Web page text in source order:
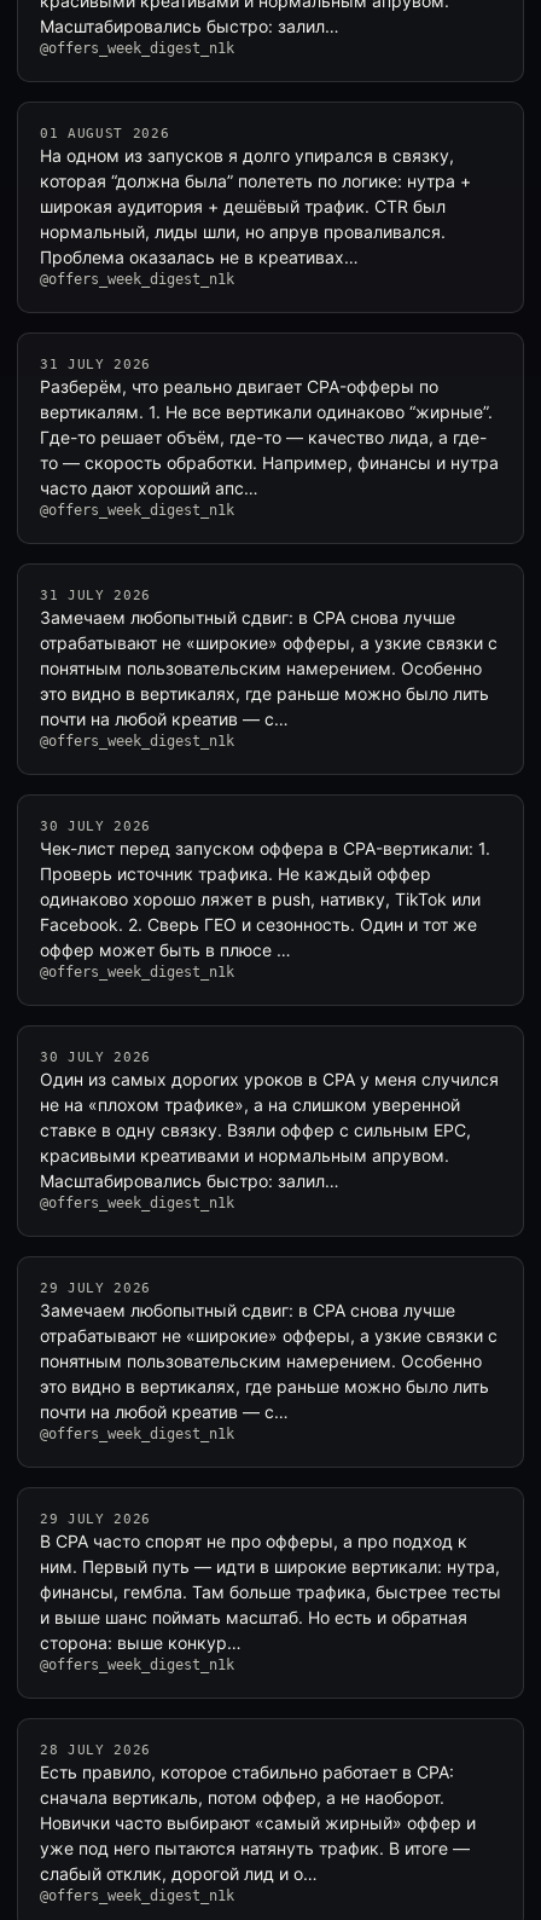
Масштабировались быстро: залил…
@offers_week_digest_n1k
01 AUGUST 2026
На одном из запусков я долго упирался в связку,
которая “должна была” полететь по логике: нутра +
широкая аудитория + дешёвый трафик. CTR был
нормальный, лиды шли, но апрув проваливался.
Проблема оказалась не в креативах…
@offers_week_digest_n1k
31 JULY 2026
Разберём, что реально двигает CPA-офферы по
вертикалям. 1. Не все вертикали одинаково “жирные”.
Где-то решает объём, где-то — качество лида, а где-
то — скорость обработки. Например, финансы и нутра
часто дают хороший апс…
@offers_week_digest_n1k
31 JULY 2026
Замечаем любопытный сдвиг: в CPA снова лучше
отрабатывают не «широкие» офферы, а узкие связки с
понятным пользовательским намерением. Особенно
это видно в вертикалях, где раньше можно было лить
почти на любой креатив — с…
@offers_week_digest_n1k
30 JULY 2026
Чек-лист перед запуском оффера в CPA-вертикали: 1.
Проверь источник трафика. Не каждый оффер
одинаково хорошо ляжет в push, нативку, TikTok или
Facebook. 2. Сверь ГЕО и сезонность. Один и тот же
оффер может быть в плюсе …
@offers_week_digest_n1k
30 JULY 2026
Один из самых дорогих уроков в CPA у меня случился
не на «плохом трафике», а на слишком уверенной
ставке в одну связку. Взяли оффер с сильным EPC,
красивыми креативами и нормальным апрувом.
Масштабировались быстро: залил…
@offers_week_digest_n1k
29 JULY 2026
Замечаем любопытный сдвиг: в CPA снова лучше
отрабатывают не «широкие» офферы, а узкие связки с
понятным пользовательским намерением. Особенно
это видно в вертикалях, где раньше можно было лить
почти на любой креатив — с…
@offers_week_digest_n1k
29 JULY 2026
В CPA часто спорят не про офферы, а про подход к
ним. Первый путь — идти в широкие вертикали: нутра,
финансы, гембла. Там больше трафика, быстрее тесты
и выше шанс поймать масштаб. Но есть и обратная
сторона: выше конкур…
@offers_week_digest_n1k
28 JULY 2026
Есть правило, которое стабильно работает в CPA:
сначала вертикаль, потом оффер, а не наоборот.
Новички часто выбирают «самый жирный» оффер и
уже под него пытаются натянуть трафик. В итоге —
слабый отклик, дорогой лид и о…
@offers_week_digest_n1k